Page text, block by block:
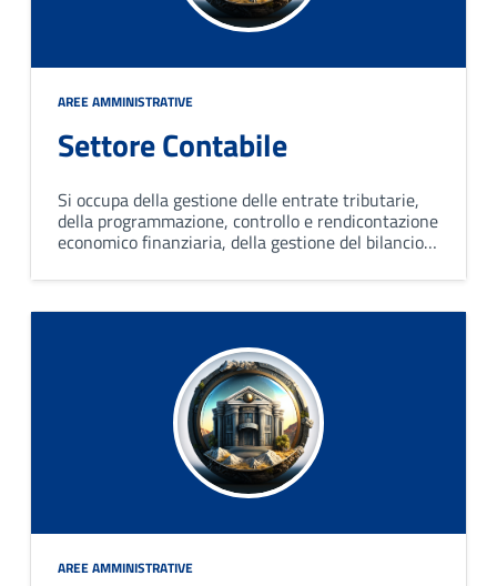
AREE AMMINISTRATIVE
Settore Contabile
Si occupa della gestione delle entrate tributarie,
della programmazione, controllo e rendicontazione
economico finanziaria, della gestione del bilancio e
del trattamento economico del personale.
AREE AMMINISTRATIVE